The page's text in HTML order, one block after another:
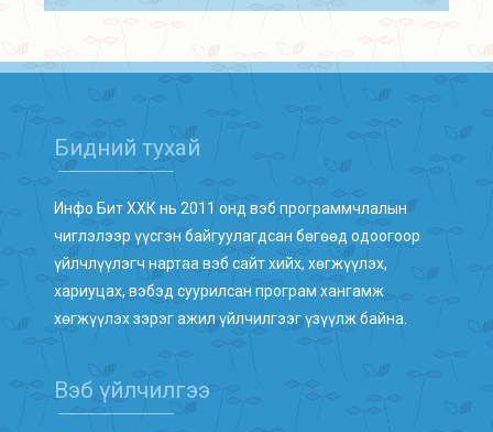
Бидний тухай
Инфо Бит ХХК нь 2011 онд вэб программчлалын
чиглэлээр үүсгэн байгуулагдсан бөгөөд одоогоор
үйлчлүүлэгч нартаа вэб сайт хийх, хөгжүүлэх,
хариуцах, вэбэд суурилсан програм хангамж
хөгжүүлэх зэрэг ажил үйлчилгээг үзүүлж байна.
Вэб үйлчилгээ